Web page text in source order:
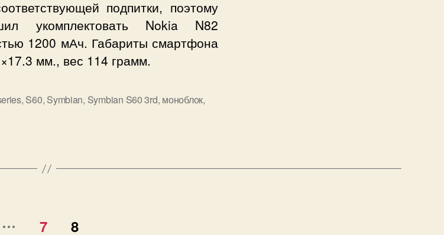
подпитки, поэтому
укомплектовать Nokia N82
1200 мАч. Габариты смартфона
мм., вес 114 грамм.
, S60, Symbian, Symbian S60 3rd, моноблок,
… 7 8